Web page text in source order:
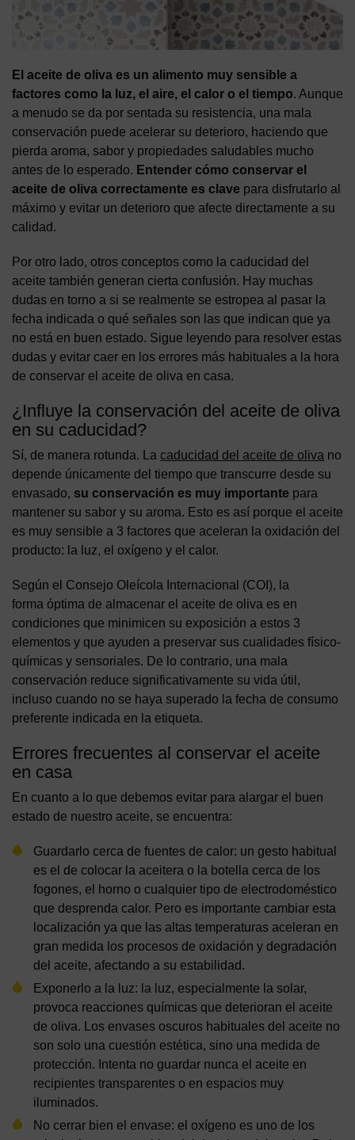
El aceite de oliva es un alimento muy sensible a
factores como la luz, el aire, el calor o el tiempo. Aunque
a menudo se da por sentada su resistencia, una mala
conservación puede acelerar su deterioro, haciendo que
pierda aroma, sabor y propiedades saludables mucho
antes de lo esperado. Entender cómo conservar el
aceite de oliva correctamente es clave para disfrutarlo al
máximo y evitar un deterioro que afecte directamente a su
calidad.
Por otro lado, otros conceptos como la caducidad del
aceite también generan cierta confusión. Hay muchas
dudas en torno a si se realmente se estropea al pasar la
fecha indicada o qué señales son las que indican que ya
no está en buen estado. Sigue leyendo para resolver estas
dudas y evitar caer en los errores más habituales a la hora
de conservar el aceite de oliva en casa.
¿Influye la conservación del aceite de oliva
en su caducidad?
Sí, de manera rotunda. La caducidad del aceite de oliva no
depende únicamente del tiempo que transcurre desde su
envasado, su conservación es muy importante para
mantener su sabor y su aroma. Esto es así porque el aceite
es muy sensible a 3 factores que aceleran la oxidación del
producto: la luz, el oxígeno y el calor.
Según el Consejo Oleícola Internacional (COI), la
forma óptima de almacenar el aceite de oliva es en
condiciones que minimicen su exposición a estos 3
elementos y que ayuden a preservar sus cualidades físico-
químicas y sensoriales. De lo contrario, una mala
conservación reduce significativamente su vida útil,
incluso cuando no se haya superado la fecha de consumo
preferente indicada en la etiqueta.
Errores frecuentes al conservar el aceite
en casa
En cuanto a lo que debemos evitar para alargar el buen
estado de nuestro aceite, se encuentra:
Guardarlo cerca de fuentes de calor: un gesto habitual
es el de colocar la aceitera o la botella cerca de los
fogones, el horno o cualquier tipo de electrodoméstico
que desprenda calor. Pero es importante cambiar esta
localización ya que las altas temperaturas aceleran en
gran medida los procesos de oxidación y degradación
del aceite, afectando a su estabilidad.
Exponerlo a la luz: la luz, especialmente la solar,
provoca reacciones químicas que deterioran el aceite
de oliva. Los envases oscuros habituales del aceite no
son solo una cuestión estética, sino una medida de
protección. Intenta no guardar nunca el aceite en
recipientes transparentes o en espacios muy
iluminados.
No cerrar bien el envase: el oxígeno es uno de los